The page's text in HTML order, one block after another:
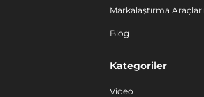
Markalaştırma Araçları
Blog
Kategoriler
Video